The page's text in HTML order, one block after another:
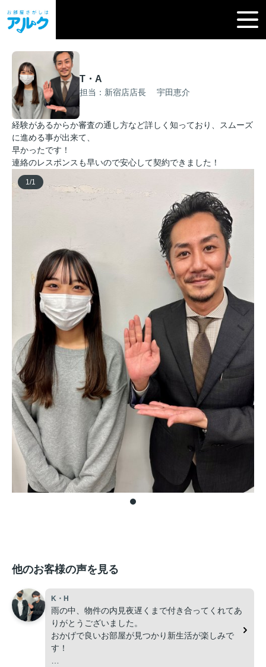
T・A
担当：新宿店店長 宇田恵介
経験があるからか審査の通し方など詳しく知っており、スムーズ
に進める事が出来て、
早かったです！
連絡のレスポンスも早いので安心して契約できました！
1 /1
他のお客様の声を見る
K・H
雨の中、物件の内見夜遅くまで付き合ってくれてあ
りがとうございました。
おかげで良いお部屋が見つかり新生活が楽しみで
す！